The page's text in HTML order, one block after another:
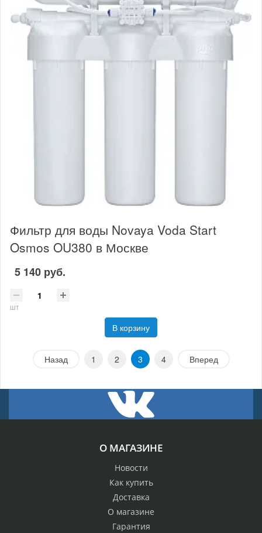
Фильтр для воды Novaya Voda Start
Osmos OU380 в Москве
5 140 руб.
шт
В корзину
Назад 1 2 3 4 Вперед
О МАГАЗИНЕ
Новости
Как купить
Доставка
О магазине
Гарантия